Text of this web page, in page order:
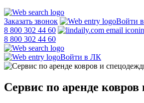
Заказать звонок
Войти
8 800 302 44 60
8 800 302 44 60
Войти в ЛК
Сервис по аренде